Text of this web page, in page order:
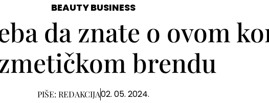
BEAUTY BUSINESS
da znate o ovom
brendu
PIŠE: REDAKCIJA02. 05. 2024.